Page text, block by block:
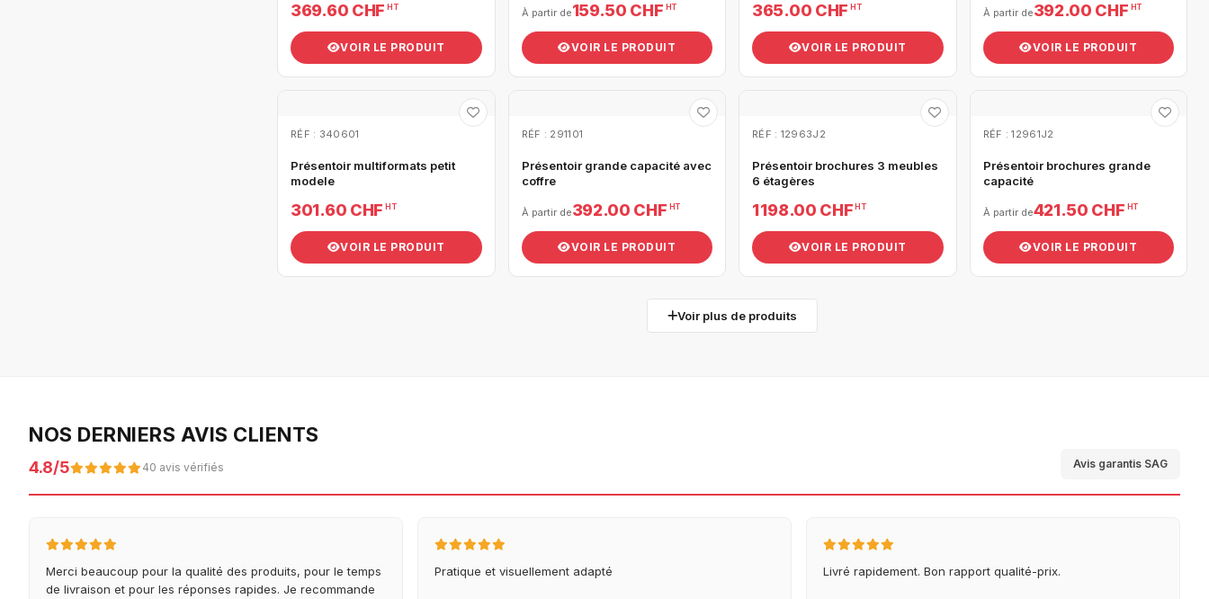
369.60 CHF HT
VOIR LE PRODUIT
À partir de159.50 CHF HT
VOIR LE PRODUIT
365.00 CHF HT
VOIR LE PRODUIT
À partir de392.00 CHF HT
VOIR LE PRODUIT
RÉF : 340601
Présentoir multiformats petit
modele
301.60 CHF HT
VOIR LE PRODUIT
RÉF : 291101
Présentoir grande capacité avec
coffre
À partir de392.00 CHF HT
VOIR LE PRODUIT
RÉF : 12963J2
Présentoir brochures 3 meubles
6 étagères
1 198.00 CHF HT
VOIR LE PRODUIT
RÉF : 12961J2
Présentoir brochures grande
capacité
À partir de421.50 CHF HT
VOIR LE PRODUIT
Voir plus de produits
NOS DERNIERS AVIS CLIENTS
4.8/5 40 avis vérifiés Avis garantis SAG
Merci beaucoup pour la qualité des produits, pour le temps
de livraison et pour les réponses rapides. Je recommande
Pratique et visuellement adapté Livré rapidement. Bon rapport qualité-prix.